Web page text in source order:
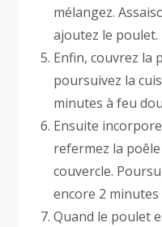
mélangez.
ajoutez le poulet.
Enfin, couvrez la
poursuivez la
minutes à feu
Ensuite
refermez la
couvercle.
encore 2 minutes
Quand le poulet